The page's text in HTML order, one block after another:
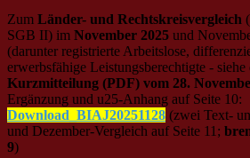
Zum Länder- und Rechtskreisvergleich
SGB II) im November 2025 und
(darunter registrierte Arbeitslose,
erwerbsfähige Leistungsberechtigte - siehe
Kurzmitteilung (PDF) vom 28.
Ergänzung und u25-Anhang auf Seite 10:
Download_BIAJ20251128 (zwei Text-
und Dezember-Vergleich auf Seite 11;
9)